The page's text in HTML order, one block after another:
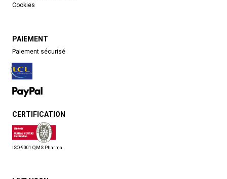
Cookies
PAIEMENT
Paiement sécurisé
CERTIFICATION
ISO-9001 QMS Pharma